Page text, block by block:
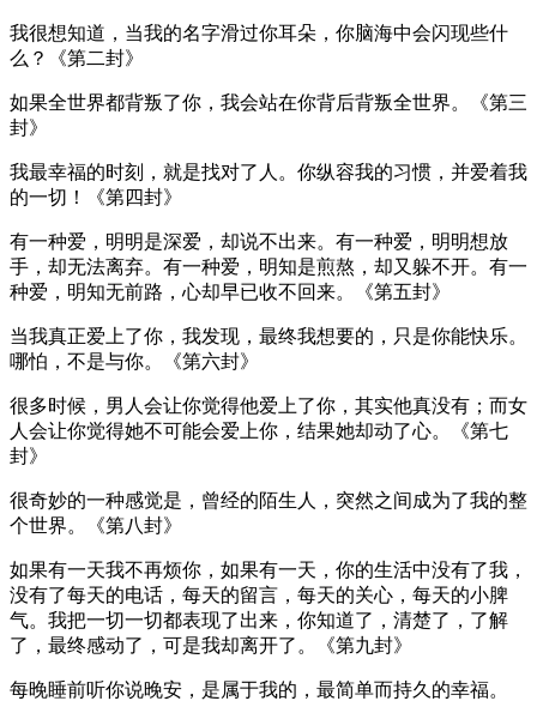
我很想知道，当我的名字滑过你耳朵，你脑海中会闪现些什
么？《第二封》
如果全世界都背叛了你，我会站在你背后背叛全世界。《第三
封》
我最幸福的时刻，就是找对了人。你纵容我的习惯，并爱着我
的一切！《第四封》
有一种爱，明明是深爱，却说不出来。有一种爱，明明想放
手，却无法离弃。有一种爱，明知是煎熬，却又躲不开。有一
种爱，明知无前路，心却早已收不回来。《第五封》
当我真正爱上了你，我发现，最终我想要的，只是你能快乐。
哪怕，不是与你。《第六封》
很多时候，男人会让你觉得他爱上了你，其实他真没有；而女
人会让你觉得她不可能会爱上你，结果她却动了心。《第七
封》
很奇妙的一种感觉是，曾经的陌生人，突然之间成为了我的整
个世界。《第八封》
如果有一天我不再烦你，如果有一天，你的生活中没有了我，
没有了每天的电话，每天的留言，每天的关心，每天的小脾
气。我把一切一切都表现了出来，你知道了，清楚了，了解
了，最终感动了，可是我却离开了。《第九封》
每晚睡前听你说晚安，是属于我的，最简单而持久的幸福。